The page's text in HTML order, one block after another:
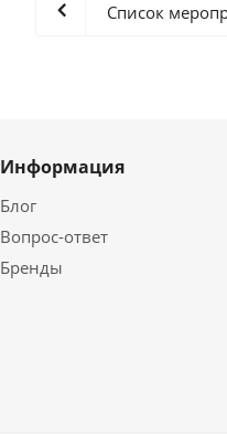
Список
Информация
Блог
Вопрос-ответ
Бренды